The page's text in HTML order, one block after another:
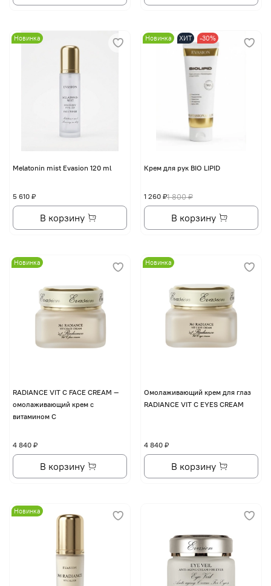
Новинка
Melatonin mist Evasion 120 ml
5 610 ₽
В корзину
Новинка ХИТ -30%
Крем для рук BIO LIPID
1 800 ₽
1 260 ₽
В корзину
Новинка
RADIANCE VIT C FACE CREAM —
омолаживающий крем с
витамином С
4 840 ₽
В корзину
Новинка
Омолаживающий крем для глаз
RADIANCE VIT C EYES CREAM
4 840 ₽
В корзину
Новинка